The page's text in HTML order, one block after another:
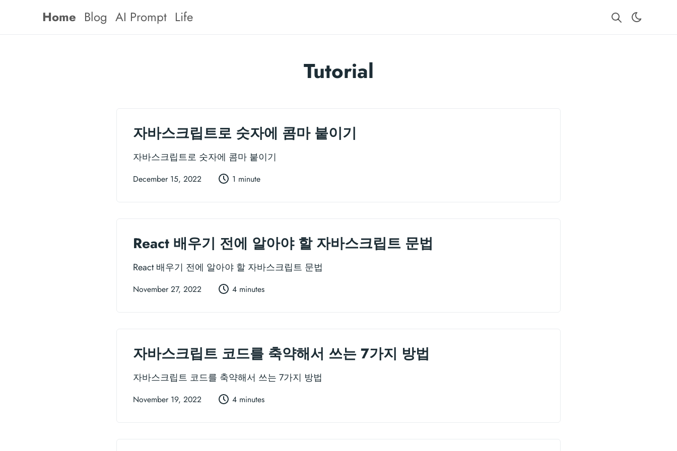
Home Blog AI Prompt Life
Tutorial
자바스크립트로 숫자에 콤마 붙이기
자바스크립트로 숫자에 콤마 붙이기
December 15, 2022 1 minute
React 배우기 전에 알아야 할 자바스크립트 문법
React 배우기 전에 알아야 할 자바스크립트 문법
November 27, 2022 4 minutes
자바스크립트 코드를 축약해서 쓰는 7가지 방법
자바스크립트 코드를 축약해서 쓰는 7가지 방법
November 19, 2022 4 minutes